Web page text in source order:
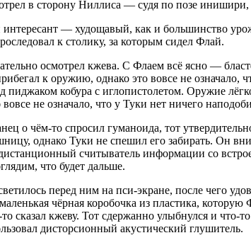
в сторону Ниллиса — судя по позе
— худощавый, как и большинство
к столику, за которым сидел Флай.
осмотрел кжева. С Флаем всё ясно —
к оружию, однако это вовсе не означало,
пиджаком кобура с иглопистолетом. Оружие
не означало, что у Туки нет ничего
о чём-то спросил гуманоида, тот
однако Туки не спешил его забирать. Он
считыватель информации со
что будет дальше.
перед ним на пси-экране, после чего
чёрная коробочка из пластика,
сказал кжеву. Тот сдержанно улыбнулся и что-
дисторсионный акустический глушитель.